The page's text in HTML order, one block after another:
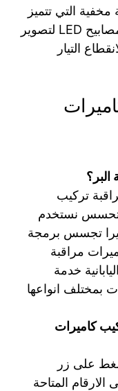
التي تتميز
بالدقة العالية وتتميز أيضا بمصابيح LED لتصوير
التيار
تركيب
تحسس نستخدم
تجسس برمجة
مراقبة
خدمة
بمختلف انواعها
كاميرات
على زر
الارقام المتاحة